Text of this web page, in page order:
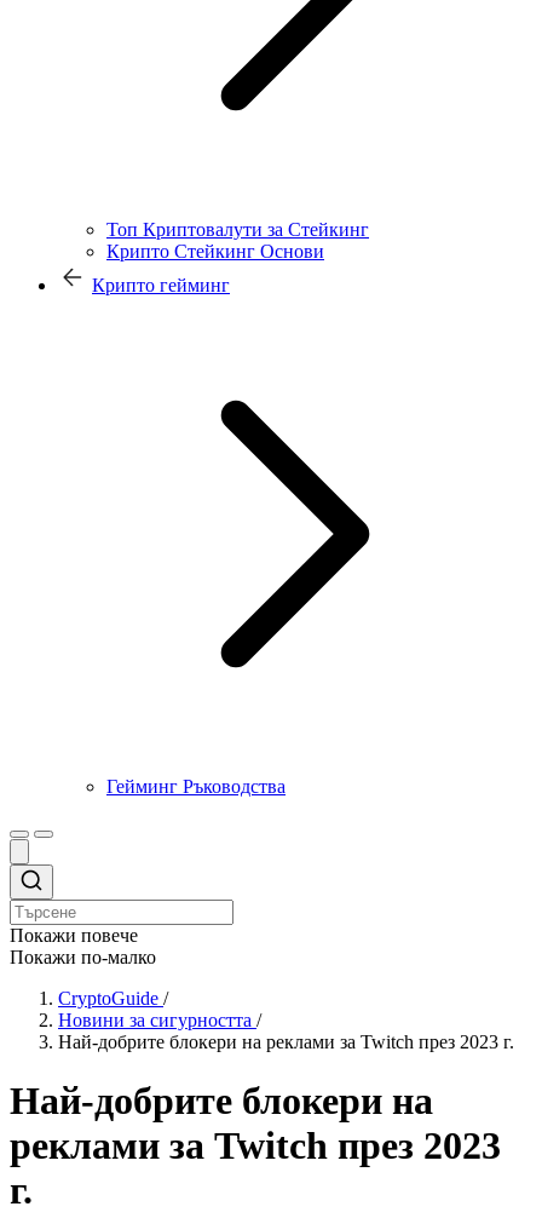
Топ Криптовалути за Стейкинг
Крипто Стейкинг Основи
Крипто гейминг
Гейминг Ръководства
Покажи повече
Покажи по-малко
CryptoGuide /
Новини за сигурността /
Най-добрите блокери на реклами за Twitch през 2023 г.
Най-добрите блокери на
реклами за Twitch през 2023
г.